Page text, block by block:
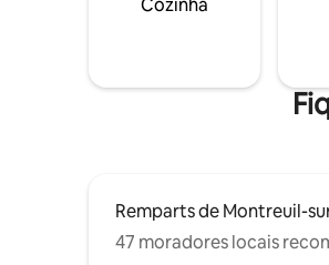
Cozinha
Remparts de Montreuil-
47 moradores locais